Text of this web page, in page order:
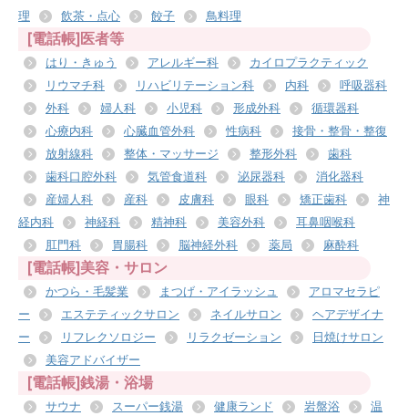
理
飲茶・点心 餃子 鳥料理
[電話帳]医者等
はり・きゅう アレルギー科
カイロプラクティック
リウマチ科
リハビリテーション科 内科
呼吸器科
外科
婦人科 小児科 形成外科
循環器科
心療内科
心臓血管外科 性病科
接骨・整骨・整復
放射線科
整体・マッサージ 整形外科
歯科
歯科口腔外科
気管食道科 泌尿器科
消化器科
産婦人科
産科 皮膚科 眼科 矯正歯科
神
経内科
神経科 精神科 美容外科
耳鼻咽喉科
肛門科
胃腸科 脳神経外科 薬局 麻酔科
[電話帳]美容・サロン
かつら・毛髪業 まつげ・アイラッシュ
アロマセラピ
ー
エステティックサロン ネイルサロン
ヘアデザイナ
ー
リフレクソロジー リラクゼーション
日焼けサロン
美容アドバイザー
[電話帳]銭湯・浴場
サウナ スーパー銭湯 健康ランド 岩盤浴
温